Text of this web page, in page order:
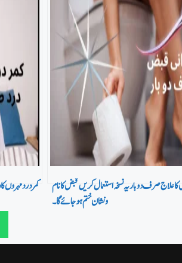
کمر درد مہروں
علاج صرف دو بار یہ نسخہ استعمال کریں قبض کا نام
ونشان ختم ہو جائے گا۔